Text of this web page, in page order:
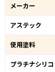
メーカー
アステック
使用塗料
プラチナシリ